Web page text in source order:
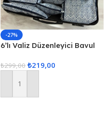
-27%
6’lı Valiz Düzenleyici Bavul
Hurcu
₺299,00 ₺219,00
Sepete Ekle